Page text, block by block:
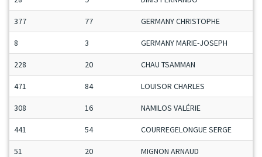
377 77 GERMANY CHRISTOPHE
8 3 GERMANY MARIE-JOSEPH
228 20 CHAU TSAMMAN
471 84 LOUISOR CHARLES
308 16 NAMILOS VALÉRIE
441 54 COURREGELONGUE SERGE
51 20 MIGNON ARNAUD